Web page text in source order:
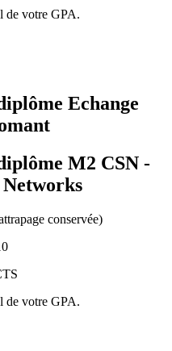
de votre GPA.
Echange
M2 CSN -
conservée)
de votre GPA.